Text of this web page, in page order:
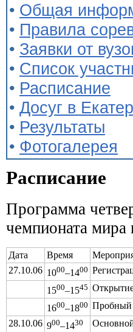
• Общая
• Правила
• Заявки от
• Список
• Расписание
• Досуг в
• Результаты
• Фотогалерея
Расписание
Программа
чемпионата
Дата Время
27.10.06 1000–1400
1500–1545
1600–1800 Пробный
28.10.06 900–1430